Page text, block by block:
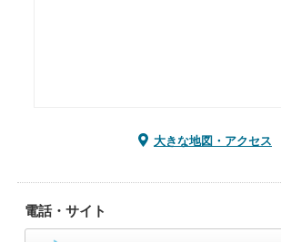
大きな地図・アクセス
電話・サイト